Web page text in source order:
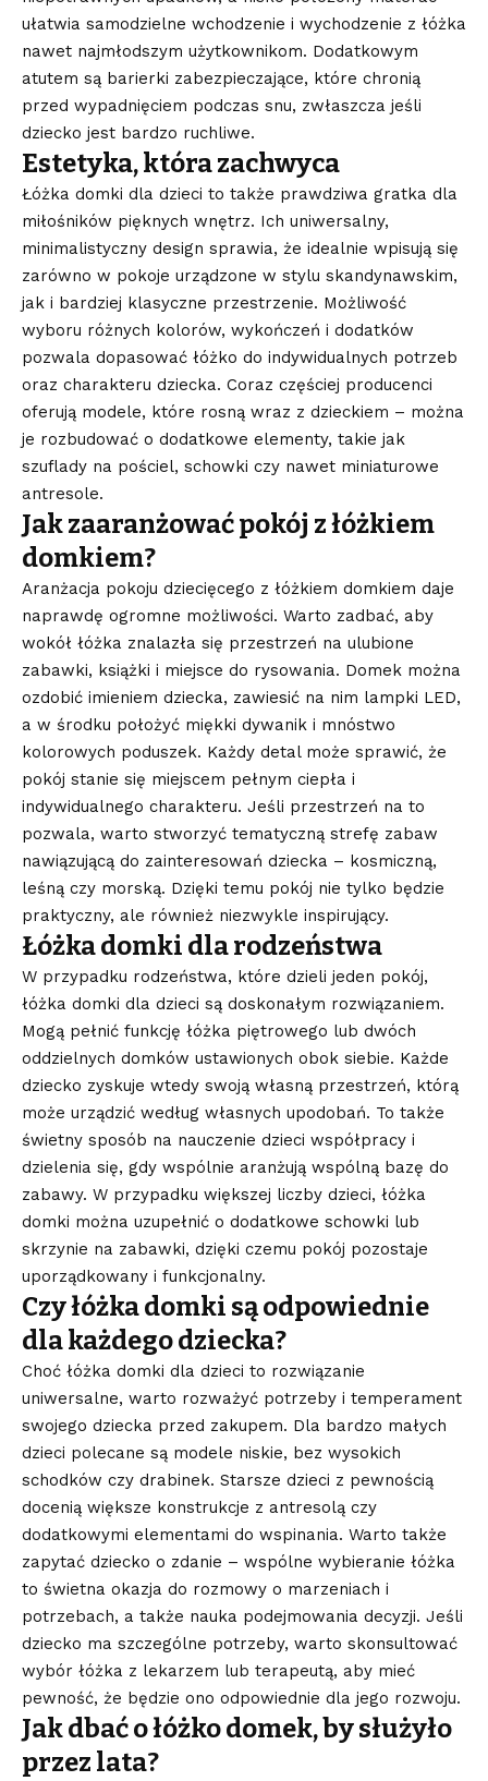
ułatwia samodzielne wchodzenie i wychodzenie z łóżka
nawet najmłodszym użytkownikom. Dodatkowym
atutem są barierki zabezpieczające, które chronią
przed wypadnięciem podczas snu, zwłaszcza jeśli
dziecko jest bardzo ruchliwe.
Estetyka, która zachwyca
Łóżka domki dla dzieci to także prawdziwa gratka dla
miłośników pięknych wnętrz. Ich uniwersalny,
minimalistyczny design sprawia, że idealnie wpisują się
zarówno w pokoje urządzone w stylu skandynawskim,
jak i bardziej klasyczne przestrzenie. Możliwość
wyboru różnych kolorów, wykończeń i dodatków
pozwala dopasować łóżko do indywidualnych potrzeb
oraz charakteru dziecka. Coraz częściej producenci
oferują modele, które rosną wraz z dzieckiem – można
je rozbudować o dodatkowe elementy, takie jak
szuflady na pościel, schowki czy nawet miniaturowe
antresole.
Jak zaaranżować pokój z łóżkiem
domkiem?
Aranżacja pokoju dziecięcego z łóżkiem domkiem daje
naprawdę ogromne możliwości. Warto zadbać, aby
wokół łóżka znalazła się przestrzeń na ulubione
zabawki, książki i miejsce do rysowania. Domek można
ozdobić imieniem dziecka, zawiesić na nim lampki LED,
a w środku położyć miękki dywanik i mnóstwo
kolorowych poduszek. Każdy detal może sprawić, że
pokój stanie się miejscem pełnym ciepła i
indywidualnego charakteru. Jeśli przestrzeń na to
pozwala, warto stworzyć tematyczną strefę zabaw
nawiązującą do zainteresowań dziecka – kosmiczną,
leśną czy morską. Dzięki temu pokój nie tylko będzie
praktyczny, ale również niezwykle inspirujący.
Łóżka domki dla rodzeństwa
W przypadku rodzeństwa, które dzieli jeden pokój,
łóżka domki dla dzieci są doskonałym rozwiązaniem.
Mogą pełnić funkcję łóżka piętrowego lub dwóch
oddzielnych domków ustawionych obok siebie. Każde
dziecko zyskuje wtedy swoją własną przestrzeń, którą
może urządzić według własnych upodobań. To także
świetny sposób na nauczenie dzieci współpracy i
dzielenia się, gdy wspólnie aranżują wspólną bazę do
zabawy. W przypadku większej liczby dzieci, łóżka
domki można uzupełnić o dodatkowe schowki lub
skrzynie na zabawki, dzięki czemu pokój pozostaje
uporządkowany i funkcjonalny.
Czy łóżka domki są odpowiednie
dla każdego dziecka?
Choć łóżka domki dla dzieci to rozwiązanie
uniwersalne, warto rozważyć potrzeby i temperament
swojego dziecka przed zakupem. Dla bardzo małych
dzieci polecane są modele niskie, bez wysokich
schodków czy drabinek. Starsze dzieci z pewnością
docenią większe konstrukcje z antresolą czy
dodatkowymi elementami do wspinania. Warto także
zapytać dziecko o zdanie – wspólne wybieranie łóżka
to świetna okazja do rozmowy o marzeniach i
potrzebach, a także nauka podejmowania decyzji. Jeśli
dziecko ma szczególne potrzeby, warto skonsultować
wybór łóżka z lekarzem lub terapeutą, aby mieć
pewność, że będzie ono odpowiednie dla jego rozwoju.
Jak dbać o łóżko domek, by służyło
przez lata?